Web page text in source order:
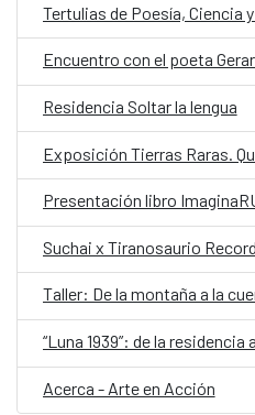
Tertulias de Poesía, Ciencia
Encuentro con el poeta
Residencia Soltar la lengua
Exposición Tierras Raras.
Suchai x Tiranosaurio
Acerca - Arte en Acción